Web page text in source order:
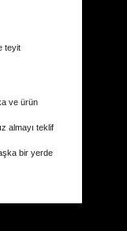
teyit
ve ürün
almayı teklif
bir yerde